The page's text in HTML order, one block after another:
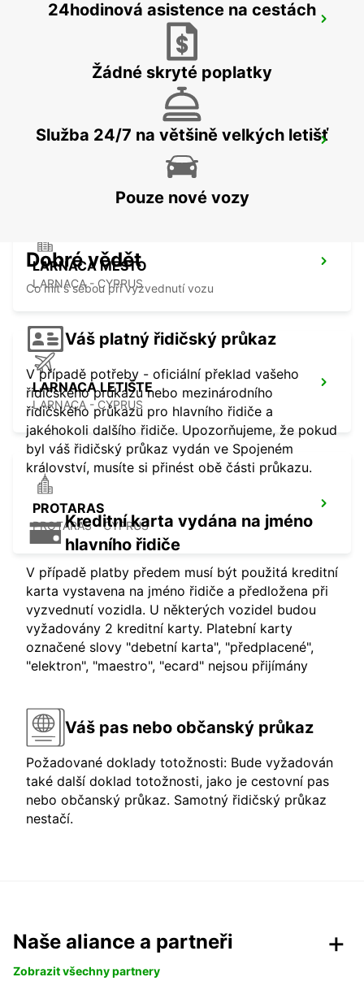
NICOSIA
LARNACA MESTO
LARNACA - CYPRUS
LARNACA LETIŠTE
LARNACA - CYPRUS
PROTARAS
PROTARAS - CYPRUS
24hodinová asistence na cestách
Žádné skryté poplatky
Služba 24/7 na většině velkých letišť
Pouze nové vozy
Dobré vědět
Co mít s sebou při vyzvednutí vozu
Váš platný řidičský průkaz
V případě potřeby - oficiální překlad vašeho
řidičského průkazu nebo mezinárodního
řidičského průkazu pro hlavního řidiče a
jakéhokoli dalšího řidiče. Upozorňujeme, že pokud
byl váš řidičský průkaz vydán ve Spojeném
království, musíte si přinést obě části průkazu.
Kreditní karta vydána na jméno
hlavního řidiče
V případě platby předem musí být použitá kreditní
karta vystavena na jméno řidiče a předložena při
vyzvednutí vozidla. U některých vozidel budou
vyžadovány 2 kreditní karty. Platební karty
označené slovy "debetní karta", "předplacené",
"elektron", "maestro", "ecard" nejsou přijímány
Váš pas nebo občanský průkaz
Požadované doklady totožnosti: Bude vyžadován
také další doklad totožnosti, jako je cestovní pas
nebo občanský průkaz. Samotný řidičský průkaz
nestačí.
Naše aliance a partneři
Zobrazit všechny partnery